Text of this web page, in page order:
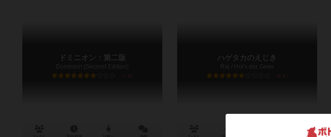
ドミニオン：第二版
Dominion (Second Edition)
7.9
ハゲタカのえじき
Raj / Hol's der Geier
6.8